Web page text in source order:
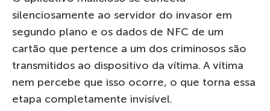
silenciosamente ao servidor do invasor em
segundo plano e os dados de NFC de um
cartão que pertence a um dos criminosos são
transmitidos ao dispositivo da vítima. A vítima
nem percebe que isso ocorre, o que torna essa
etapa completamente invisível.